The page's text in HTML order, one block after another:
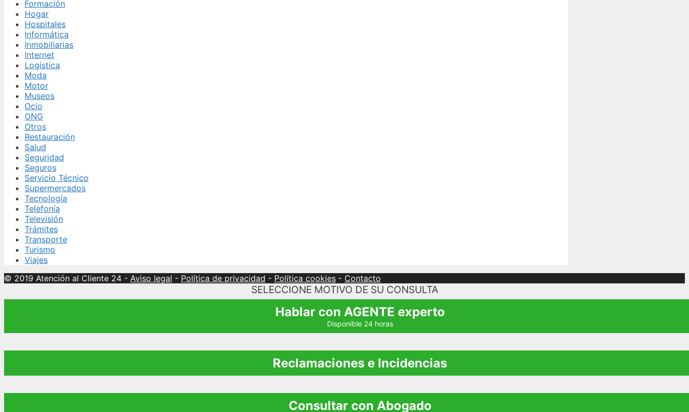
Formación
Hogar
Hospitales
Informática
Inmobiliarias
Internet
Logística
Moda
Motor
Museos
Ocio
ONG
Otros
Restauración
Salud
Seguridad
Seguros
Servicio Técnico
Supermercados
Tecnología
Telefonía
Televisión
Trámites
Transporte
Turismo
Viajes
© 2019 Atención al Cliente 24 - Aviso legal - Política de privacidad - Política cookies - Contacto
SELECCIONE MOTIVO DE SU CONSULTA
Hablar con AGENTE experto
Disponible 24 horas
Reclamaciones e Incidencias
Consultar con Abogado